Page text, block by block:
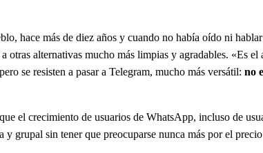
hace más de diez años y cuando no había oído ni
otras alternativas mucho más limpias y agradables. «Es
se resisten a pasar a Telegram, mucho más versátil: no
el crecimiento de usuarios de WhatsApp, incluso de
y grupal sin tener que preocuparse nunca más por el